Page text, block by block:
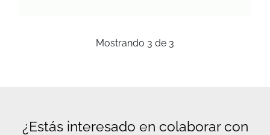
Mostrando 3 de 3
¿Estás interesado en colaborar con